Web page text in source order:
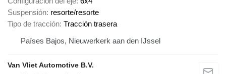
Suspensión resorte/resorte
Tipo de tracción Tracción trasera
Países Bajos, Nieuwerkerk aan den IJssel
Van Vliet Automotive B.V.